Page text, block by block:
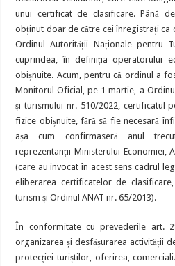
unui certificat de clasificare. Până
obținut doar de către cei înregistrați ca
Ordinul Autorității Naționale pentru
cuprindea, în definiția operatorului
obișnuite. Acum, pentru că ordinul a
Monitorul Oficial, pe 1 martie, a
și turismului nr. 510/2022, certificatul
fizice obișnuite, fără să fie necesară
așa cum confirmaseră anul
reprezentanții Ministerului Economiei,
(care au invocat în acest sens cadrul
eliberarea certificatelor de
turism și Ordinul ANAT nr. 65/2013).
În conformitate cu prevederile art.
organizarea și desfășurarea activității
protecției turiștilor, oferirea,